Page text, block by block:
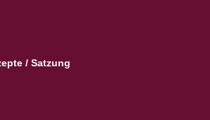
/ Satzung